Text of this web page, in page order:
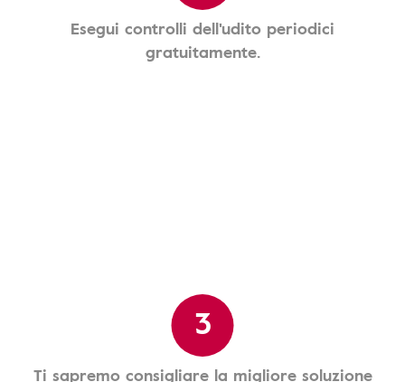
Esegui controlli dell'udito periodici
gratuitamente.
3
Ti sapremo consigliare la migliore soluzione